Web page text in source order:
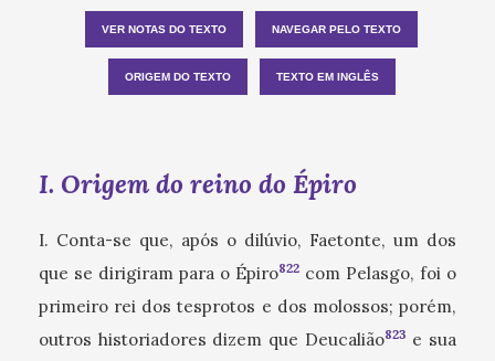
VER NOTAS DO TEXTO NAVEGAR PELO TEXTO
ORIGEM DO TEXTO TEXTO EM INGLÊS
I. Origem do reino do Épiro
I. Conta-se que, após o dilúvio, Faetonte, um dos
que se dirigiram para o Épiro822 com Pelasgo, foi o
primeiro rei dos tesprotos e dos molossos; porém,
outros historiadores dizem que Deucalião823 e sua